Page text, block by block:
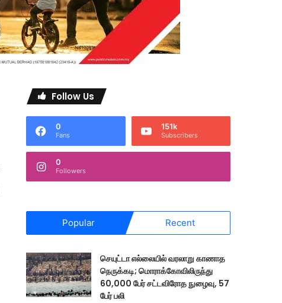
Follow Us
0
Fans
151k
Subscribers
0
Followers
Popular Recent
செயுட்டா எல்லையில் வரலாறு காணாத
நெருக்கடி; மொராக்கோவிலிருந்து
60,000 பேர் சட்டவிரோத நுழைவு, 57
பேர் பலி